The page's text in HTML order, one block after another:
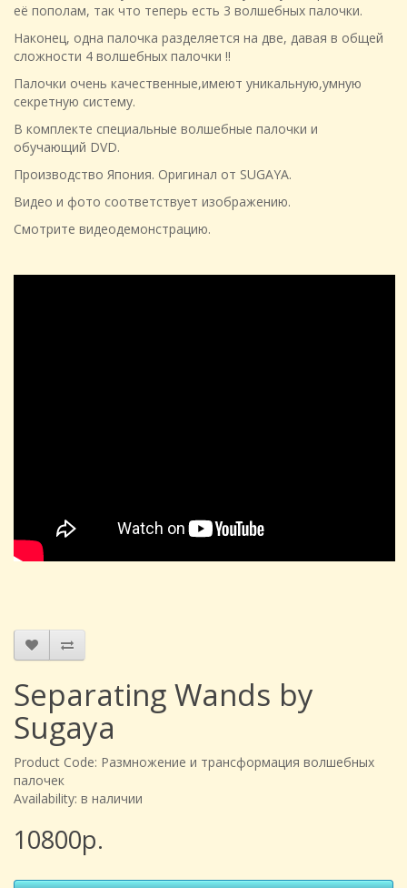
её пополам, так что теперь есть 3 волшебных палочки.
Наконец, одна палочка разделяется на две, давая в общей
сложности 4 волшебных палочки !!
Палочки очень качественные,имеют уникальную,умную
секретную систему.
В комплекте специальные волшебные палочки и
обучающий DVD.
Производство Япония. Оригинал от SUGAYA.
Видео и фото соответствует изображению.
Смотрите видеодемонстрацию.
Separating Wands by
Sugaya
Product Code: Размножение и трансформация волшебных
палочек
Availability: в наличии
10800р.